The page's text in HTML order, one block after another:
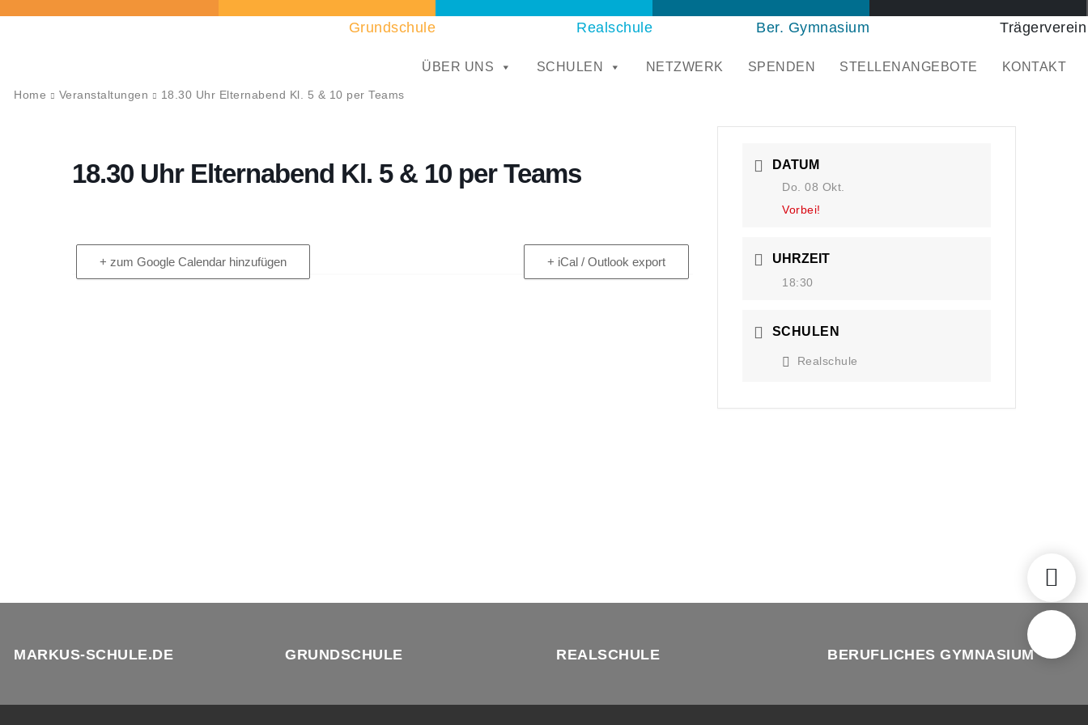
Grundschule Realschule Ber. Gymnasium Trägerverein
ÜBER UNS SCHULEN NETZWERK SPENDEN STELLENANGEBOTE KONTAKT
Home Veranstaltungen 18.30 Uhr Elternabend Kl. 5 & 10 per Teams
18.30 Uhr Elternabend Kl. 5 & 10 per Teams
+ zum Google Calendar hinzufügen + iCal / Outlook export
DATUM
Do. 08 Okt.
Vorbei!
UHRZEIT
18:30
SCHULEN
Realschule
MARKUS-SCHULE.DE GRUNDSCHULE REALSCHULE BERUFLICHES GYMNASIUM